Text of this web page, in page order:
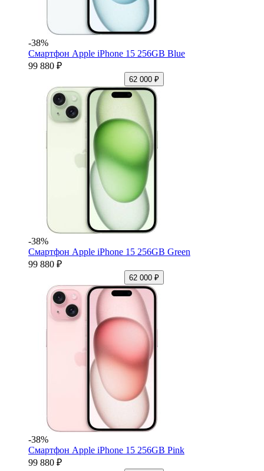
-38%
Смартфон Apple iPhone 15 256GB Blue
99 880 ₽
62 000 ₽
-38%
Смартфон Apple iPhone 15 256GB Green
99 880 ₽
62 000 ₽
-38%
Смартфон Apple iPhone 15 256GB Pink
99 880 ₽